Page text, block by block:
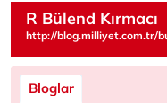
R Bülend Kırmacı
http://blog.milliyet.com.tr/
Bloglar